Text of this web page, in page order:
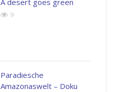
A desert goes green
9
Paradiesche
Amazonaswelt – Doku